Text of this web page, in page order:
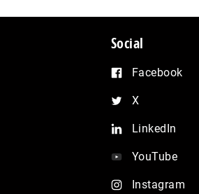
Social
Facebook
X
LinkedIn
YouTube
Instagram